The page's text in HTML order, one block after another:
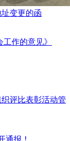
变更的函
作的意见》
评比表彰活动管
通报！